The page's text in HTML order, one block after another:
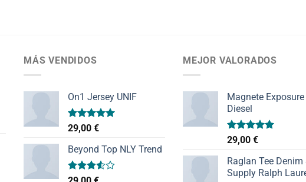
MÁS VENDIDOS
On1 Jersey UNIF
Valorado
con
de 5
29,00 €
Beyond Top NLY Trend
Valorado
MEJOR VALORADOS
Magnete Exposure
Diesel
Valorado
con
de 5
29,00 €
Raglan Tee Denim
Supply Ralph